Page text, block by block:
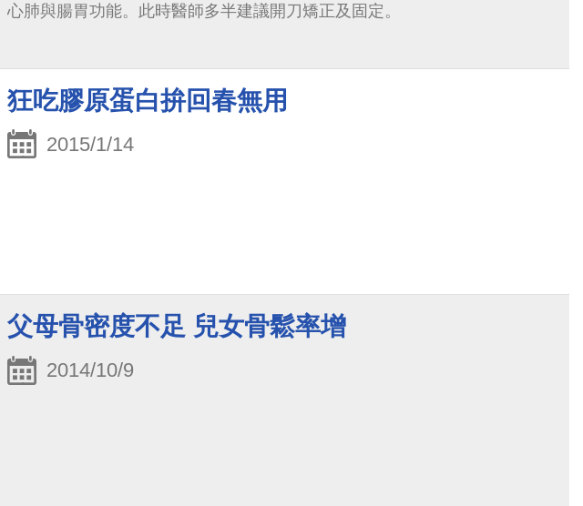
心肺與腸胃功能。此時醫師多半建議開刀矯正及固定。
狂吃膠原蛋白拚回春無用
2015/1/14
父母骨密度不足 兒女骨鬆率增
2014/10/9